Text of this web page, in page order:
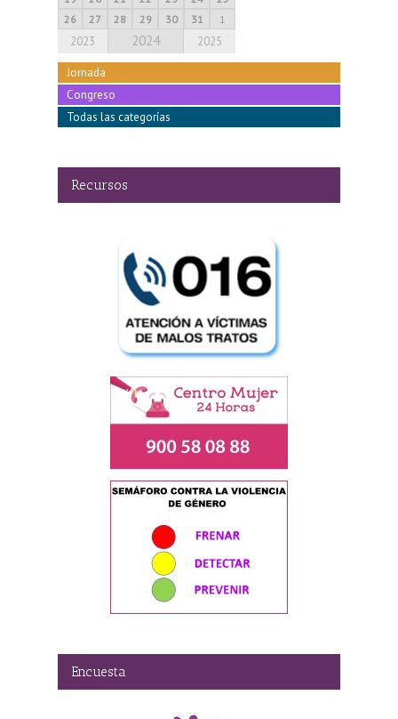
26
27 28 29 30 31 1
2023 2024 2025
Jornada
Congreso
Todas las categorías
Recursos
Encuesta